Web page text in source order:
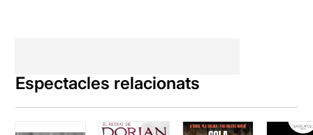
Espectacles relacionats